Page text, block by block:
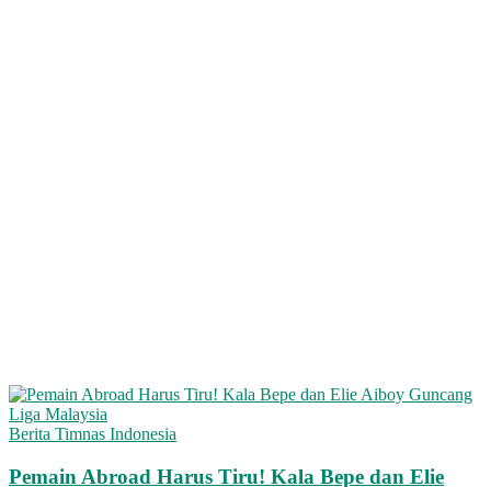
Berita Timnas Indonesia
Pemain Abroad Harus Tiru! Kala Bepe dan Elie